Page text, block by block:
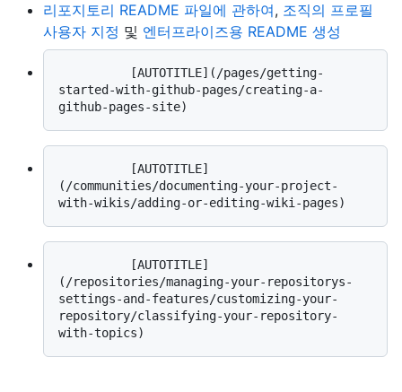
리포지토리 README 파일에 관하여, 조직의 프로필
사용자 지정 및 엔터프라이즈용 README 생성
started-with-github-pages/creating-a-
(/communities/documenting-your-project-
(/repositories/managing-your-repositorys-
settings-and-features/customizing-your-
repository/classifying-your-repository-